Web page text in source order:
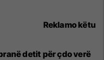
Reklamo këtu
detit për çdo verë